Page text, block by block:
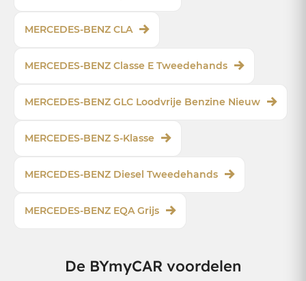
MERCEDES-BENZ CLA
MERCEDES-BENZ Classe E Tweedehands
MERCEDES-BENZ GLC Loodvrije Benzine Nieuw
MERCEDES-BENZ S-Klasse
MERCEDES-BENZ Diesel Tweedehands
MERCEDES-BENZ EQA Grijs
De BYmyCAR voordelen